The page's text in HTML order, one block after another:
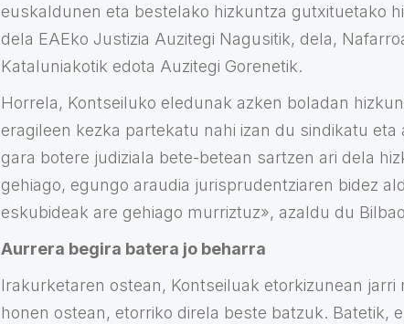
euskaldunen eta bestelako hizkuntza gutxituetako
dela EAEko Justizia Auzitegi Nagusitik, dela,
Kataluniakotik edota Auzitegi Gorenetik.
Horrela, Kontseiluko eledunak azken boladan
eragileen kezka partekatu nahi izan du sindikatu eta
gara botere judiziala bete-betean sartzen ari dela
gehiago, egungo araudia jurisprudentziaren bidez
eskubideak are gehiago murriztuz», azaldu du
Aurrera begira batera jo beharra
Irakurketaren ostean, Kontseiluak etorkizunean jarri
honen ostean, etorriko direla beste batzuk. Batetik,